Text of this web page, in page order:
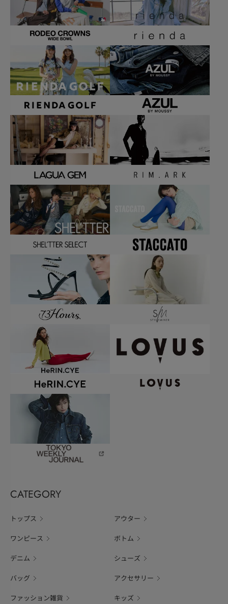
CATEGORY
トップス アウター
ワンピース ボトム
デニム シューズ
バッグ アクセサリー
ファッション雑貨 キッズ